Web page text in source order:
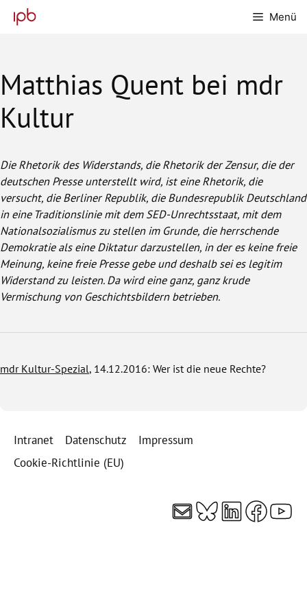
Inhalt
Menü
Matthias Quent bei mdr
Kultur
Die Rhetorik des Widerstands, die Rhetorik der Zensur, die der
deutschen Presse unterstellt wird, ist eine Rhetorik, die
versucht, die Berliner Republik, die Bundesrepublik Deutschland
in eine Traditionslinie mit dem SED-Unrechtsstaat, mit dem
Nationalsozialismus zu stellen im Grunde, die herrschende
Demokratie als eine Diktatur darzustellen, in der es keine freie
Meinung, keine freie Presse gebe und deshalb sei es legitim
Widerstand zu leisten. Da wird eine ganz, ganz krude
Vermischung von Geschichtsbildern betrieben.
mdr Kultur-Spezial, 14.12.2016: Wer ist die neue Rechte?
Intranet Datenschutz
Impressum
Cookie-Richtlinie (EU)
E-MailBluesky